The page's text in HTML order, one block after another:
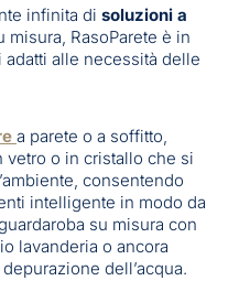
infinita di soluzioni a
misura, RasoParete è in
alle necessità delle
a parete o a soffitto,
vetro o in cristallo che si
consentendo
intelligente in modo da
su misura con
lavanderia o ancora
dell’acqua.